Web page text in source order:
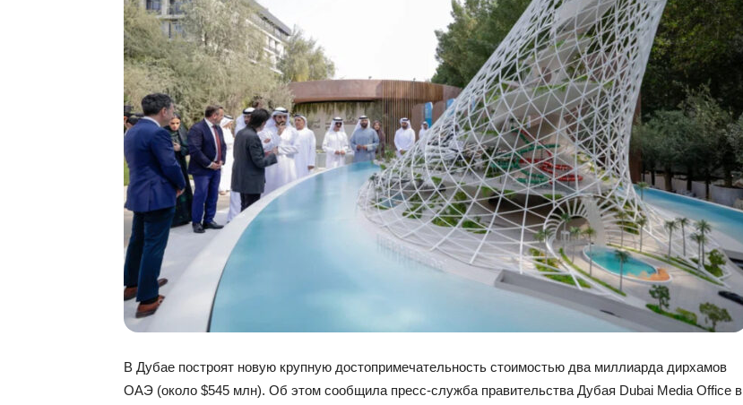
В Дубае построят новую крупную достопримечательность стоимостью два миллиарда дирхамов
ОАЭ (около $545 млн). Об этом сообщила пресс-служба правительства Дубая Dubai Media Office в